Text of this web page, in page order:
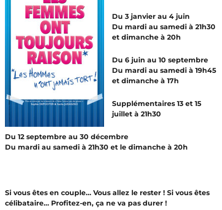
Du 3 janvier au 4 juin
Du mardi au samedi à 21h30
et dimanche à 20h
Du 6 juin au 10 septembre
Du mardi au samedi à 19h45
et dimanche à 17h
Supplémentaires 13 et 15
juillet à 21h30
Du 12 septembre au 30 décembre
Du mardi au samedi à 21h30 et le dimanche à 20h
Si vous êtes en couple… Vous allez le rester ! Si vous êtes
célibataire… Profitez-en, ça ne va pas durer !